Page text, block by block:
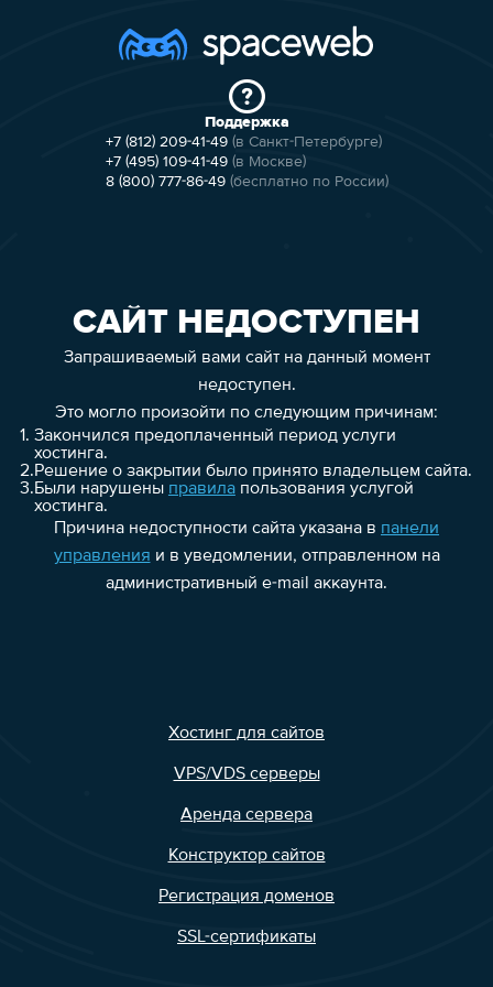
Поддержка
+7 (812) 209-41-49 (в Санкт-Петербурге)
+7 (495) 109-41-49 (в Москве)
8 (800) 777-86-49 (бесплатно по России)
САЙТ НЕДОСТУПЕН
Запрашиваемый вами сайт на данный момент
недоступен.
Это могло произойти по следующим причинам:
1. Закончился предоплаченный период услуги
хостинга.
2.Решение о закрытии было принято владельцем сайта.
3.Были нарушены правилапользования услугой
хостинга.
Причина недоступности сайта указана в панели
управления и в уведомлении, отправленном на
административный e-mail аккаунта.
Хостинг для сайтов
VPS/VDS серверы
Аренда сервера
Конструктор сайтов
Регистрация доменов
SSL-сертификаты